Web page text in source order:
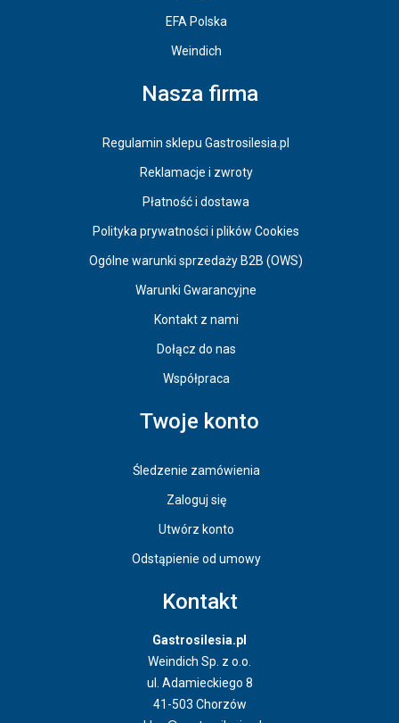
EFA Polska
Weindich
Nasza firma
Regulamin sklepu Gastrosilesia.pl
Reklamacje i zwroty
Płatność i dostawa
Polityka prywatności i plików Cookies
Ogólne warunki sprzedaży B2B (OWS)
Warunki Gwarancyjne
Kontakt z nami
Dołącz do nas
Współpraca
Twoje konto
Śledzenie zamówienia
Zaloguj się
Utwórz konto
Odstąpienie od umowy
Kontakt
Gastrosilesia.pl
Weindich Sp. z o.o.
ul. Adamieckiego 8
41-503 Chorzów